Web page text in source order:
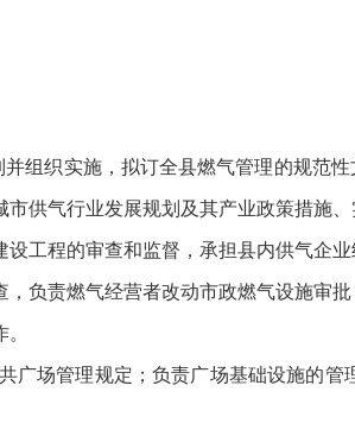
织实施，拟订全县燃气管理的规范性
供气行业发展规划及其产业政策措施
工程的审查和监督，承担县内供气企
负责燃气经营者改动市政燃气设施审
场管理规定；负责广场基础设施的管